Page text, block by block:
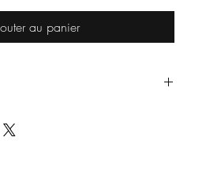
au panier